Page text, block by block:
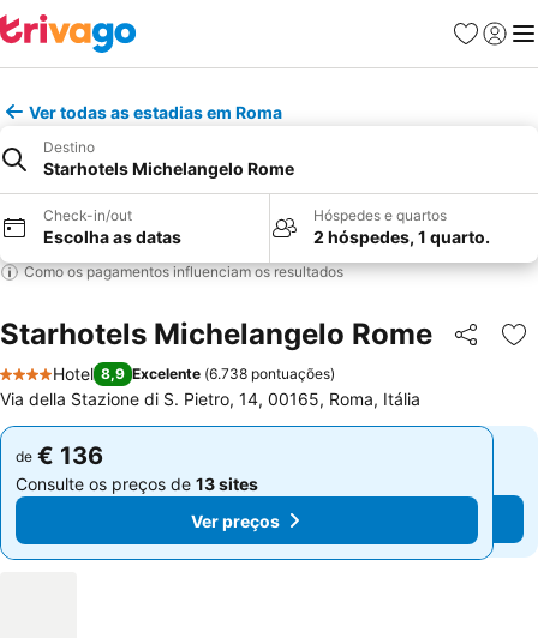
Favoritos
Iniciar
Ver todas as estadias em Roma
Destino
Starhotels Michelangelo Rome
Check-in/out
Escolha as datas
Hóspedes e quartos
2 hóspedes, 1 quarto.
Como os pagamentos influenciam os resultados
Starhotels Michelangelo Rome Partilhar
4 Estrelas
Hotel 8,9 Excelente (6.738 pontuações)
Via della Stazione di S. Pietro, 14, 00165, Roma, Itália
de € 136
Consulte os preços de 13 sites
Ver preços
de € 136
Consulte os preços de 13 sites
Ver preços